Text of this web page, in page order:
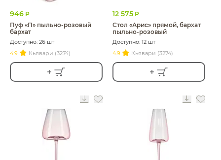
946 Р
Пуф «П» пыльно-розовый
бархат
Доступно: 26 шт
4.9
Кьявари (3274)
12 575 Р
Стол «Арис» прямой, бархат
пыльно-розовый
Доступно: 12 шт
4.9
Кьявари (3274)